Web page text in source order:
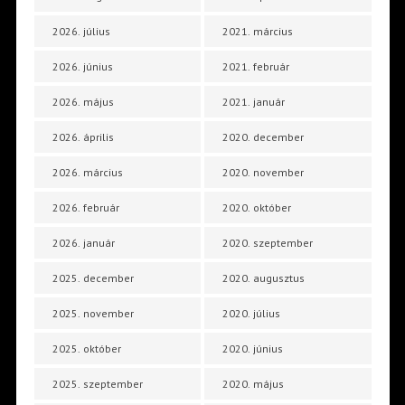
2026. július
2026. június
2026. május
2026. április
2026. március
2026. február
2026. január
2025. december
2025. november
2025. október
2025. szeptember
2021. március
2021. február
2021. január
2020. december
2020. november
2020. október
2020. szeptember
2020. augusztus
2020. július
2020. június
2020. május